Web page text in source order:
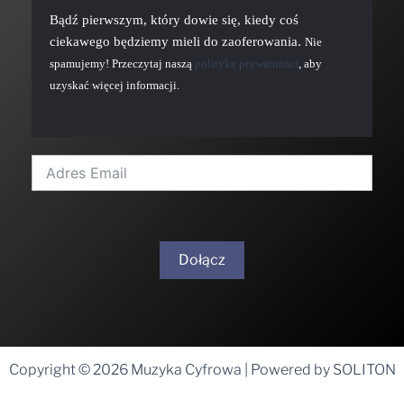
Bądź pierwszym, który dowie się, kiedy coś
ciekawego będziemy mieli do zaoferowania. Nie
spamujemy! Przeczytaj naszą politykę prywatności, aby
uzyskać więcej informacji.
Dołącz
Copyright © 2026 Muzyka Cyfrowa | Powered by SOLITON